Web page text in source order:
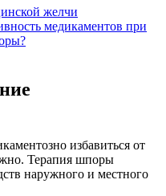
желчи
медикаментов при
избавиться от
Терапия шпоры
наружного и местного